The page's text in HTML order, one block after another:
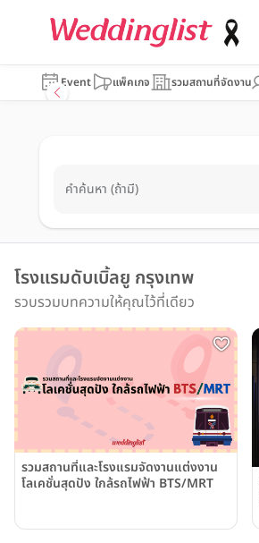
Event แพ็คเกจ รวมสถานที่จัดงาน
คำค้นหา (ถ้ามี)
โรงแรมดับเบิ้ลยู กรุงเทพ
รวบรวมบทความให้คุณไว้ที่เดียว
รวมสถานที่และโรงแรมจัดงานแต่งงาน
โลเคชั่นสุดปัง ใกล้รถไฟฟ้า BTS/MRT